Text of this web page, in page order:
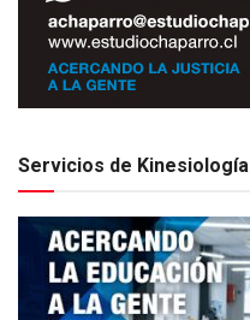
Servicios de Kinesiología